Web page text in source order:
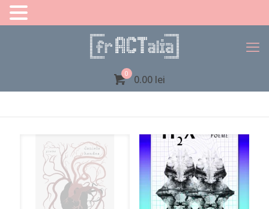
0 0.00 lei